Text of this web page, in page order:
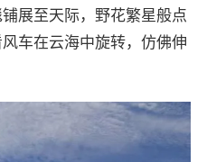
展至天际，野花繁星般点
车在云海中旋转，仿佛伸